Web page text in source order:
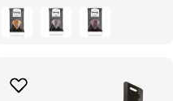
habituel